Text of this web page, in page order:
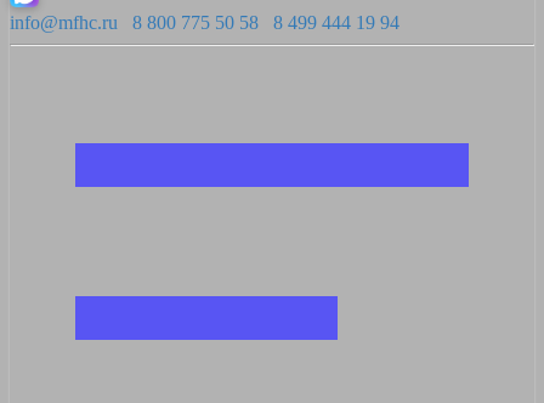
info@mfhc.ru 8 800 775 50 58 8 499 444 19 94